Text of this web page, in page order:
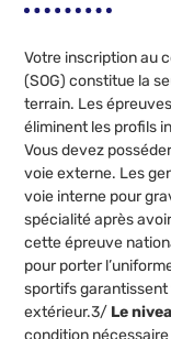
Votre inscription au
(SOG) constitue la
terrain. Les
éliminent les profils
Vous devez
voie externe. Les
voie interne pour
spécialité après
cette épreuve
pour porter
sportifs
extérieur.3/ Le
condition